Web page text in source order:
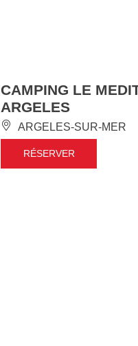
CAMPING LE
ARGELES
ARGELES-SUR-MER
RÉSERVER